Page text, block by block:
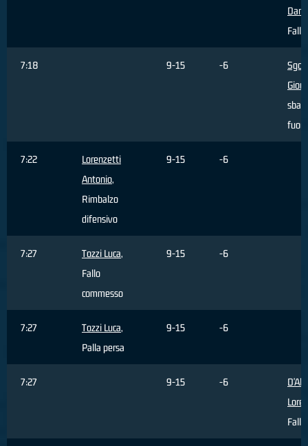
7:18 9-15 -6
fuori
7:22
Lorenzetti
Antonio,
Rimbalzo
difensivo
9-15 -6
7:27 Tozzi Luca,
Fallo
commesso
9-15 -6
7:27 Tozzi Luca,
Palla persa
9-15 -6
7:27 9-15 -6